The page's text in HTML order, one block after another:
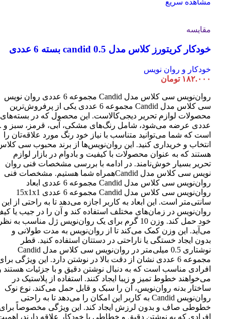
مشاهده سریع
مقایسه
خودکار کریتورز کلاس مدل candid 0.5 بسته 6 عددی
خودکار و روان نویس
۱۸۲.۰۰۰ تومان
روان‌نویس سی کلاس مدل Candid مجموعه 6 عددی روان نویس
سی کلاس مدل Candid مجموعه 6 عددی یکی از پرفروش‌ترین
عددی عرضه می‌شود، شامل رنگ‌های مشکی، آبی، قرمز، سبز و
است که شما می‌توانید متناسب با نیاز خود رنگ مورد علاقه‌تان را
انتخاب و خریداری کنید. این روان‌نویس‌ها از برند محبوب سی
هستند که به عنوان محصولات با کیفیت و بادوام در بازار لوازم
تحریر بسیار خوش‌نامند. در ادامه با بررسی مشخصات فنی روان
نویس سی کلاس مدل Candidهمراه شما هستیم. مشخصات فنی
روان‌نویس سی کلاس مدل Candid مجموعه 6 عددی ابعاد
روان‌نویس سی کلاس مدل Candid مجموعه 6 عددی 15x1x1
سانتی‌متر است. این ابعاد به کاربر اجازه می‌دهد تا به راحتی از این
روان‌نویس در زمان‌های مختلف استفاده کند و آن را در جیب یا
خود حمل کند. وزن 10 گرم برای یک روان‌نویس ژل مناسب به
می‌آید. این وزن کمک می‌کند تا از روان‌نویس به مدت طولانی و
بدون ایجاد خستگی یا ناراحتی در دستتان استفاده کنید. قطر
نوشتاری 0.5 میلی‌متر در روان‌نویس سی کلاس مدل Candid
مجموعه 6 عددی نشان از دقت بالا در نوشتن دارد. این ویژگی
افرادی مناسب است که به دنبال نوشتن دقیق و با جزئیات هستند
می‌خواهند خطوط تمیز و زیبا ایجاد کنند. استفاده از پلاستیک در
ساختار بدنه روان‌نویس، آن را سبک و قابل حمل می‌کند. نوع نوک
روان‌نویس Candid به کاربر این امکان را می‌دهد تا به راحتی
خطوطی صاف و بدون لرزش ایجاد کند. این ویژگی مخصوصاً
افرادی که به نوشتن دقیق و خطاطی با خودکار علاقه دارند،